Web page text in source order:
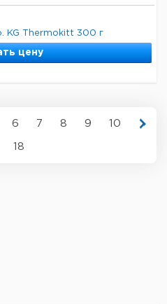
KG Thermokitt 300 г
цену
6 7 8 9 10
18